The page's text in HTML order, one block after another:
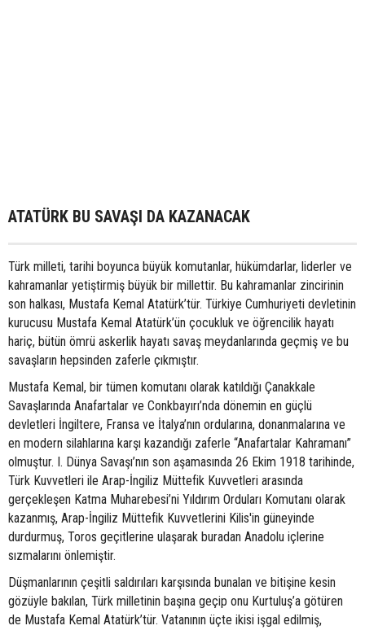
ATATÜRK BU SAVAŞI DA KAZANACAK
Türk milleti, tarihi boyunca büyük komutanlar, hükümdarlar, liderler ve
kahramanlar yetiştirmiş büyük bir millettir. Bu kahramanlar zincirinin
son halkası, Mustafa Kemal Atatürk’tür. Türkiye Cumhuriyeti devletinin
kurucusu Mustafa Kemal Atatürk’ün çocukluk ve öğrencilik hayatı
hariç, bütün ömrü askerlik hayatı savaş meydanlarında geçmiş ve bu
savaşların hepsinden zaferle çıkmıştır.
Mustafa Kemal, bir tümen komutanı olarak katıldığı Çanakkale
Savaşlarında Anafartalar ve Conkbayırı’nda dönemin en güçlü
devletleri İngiltere, Fransa ve İtalya’nın ordularına, donanmalarına ve
en modern silahlarına karşı kazandığı zaferle “Anafartalar Kahramanı”
olmuştur. I. Dünya Savaşı’nın son aşamasında 26 Ekim 1918 tarihinde,
Türk Kuvvetleri ile Arap-İngiliz Müttefik Kuvvetleri arasında
gerçekleşen Katma Muharebesi’ni Yıldırım Orduları Komutanı olarak
kazanmış, Arap-İngiliz Müttefik Kuvvetlerini Kilis'in güneyinde
durdurmuş, Toros geçitlerine ulaşarak buradan Anadolu içlerine
sızmalarını önlemiştir.
Düşmanlarının çeşitli saldırıları karşısında bunalan ve bitişine kesin
gözüyle bakılan, Türk milletinin başına geçip onu Kurtuluş’a götüren
de Mustafa Kemal Atatürk’tür. Vatanının üçte ikisi işgal edilmiş,